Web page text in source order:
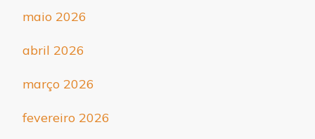
maio 2026
abril 2026
março 2026
fevereiro 2026